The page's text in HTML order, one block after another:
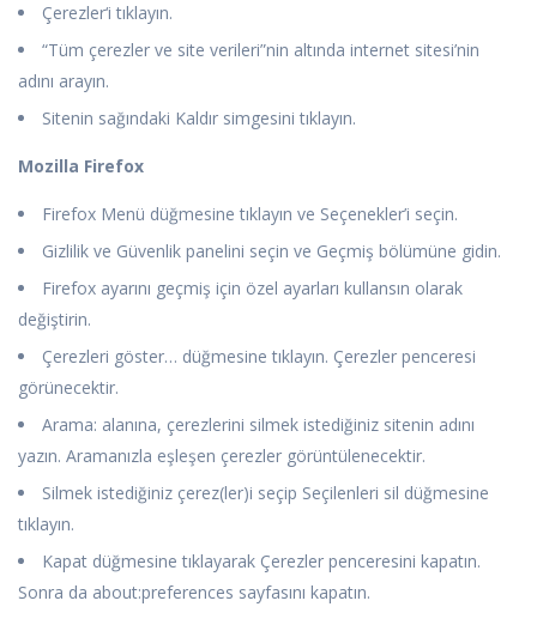
Çerezler‘i tıklayın.
“Tüm çerezler ve site verileri”nin altında internet sitesi’nin
adını arayın.
Sitenin sağındaki Kaldır simgesini tıklayın.
Mozilla Firefox
Firefox Menü düğmesine tıklayın ve Seçenekler’i seçin.
Gizlilik ve Güvenlik panelini seçin ve Geçmiş bölümüne gidin.
Firefox ayarını geçmiş için özel ayarları kullansın olarak
değiştirin.
Çerezleri göster… düğmesine tıklayın. Çerezler penceresi
görünecektir.
Arama: alanına, çerezlerini silmek istediğiniz sitenin adını
yazın. Aramanızla eşleşen çerezler görüntülenecektir.
Silmek istediğiniz çerez(ler)i seçip Seçilenleri sil düğmesine
tıklayın.
Kapat düğmesine tıklayarak Çerezler penceresini kapatın.
Sonra da about:preferences sayfasını kapatın.